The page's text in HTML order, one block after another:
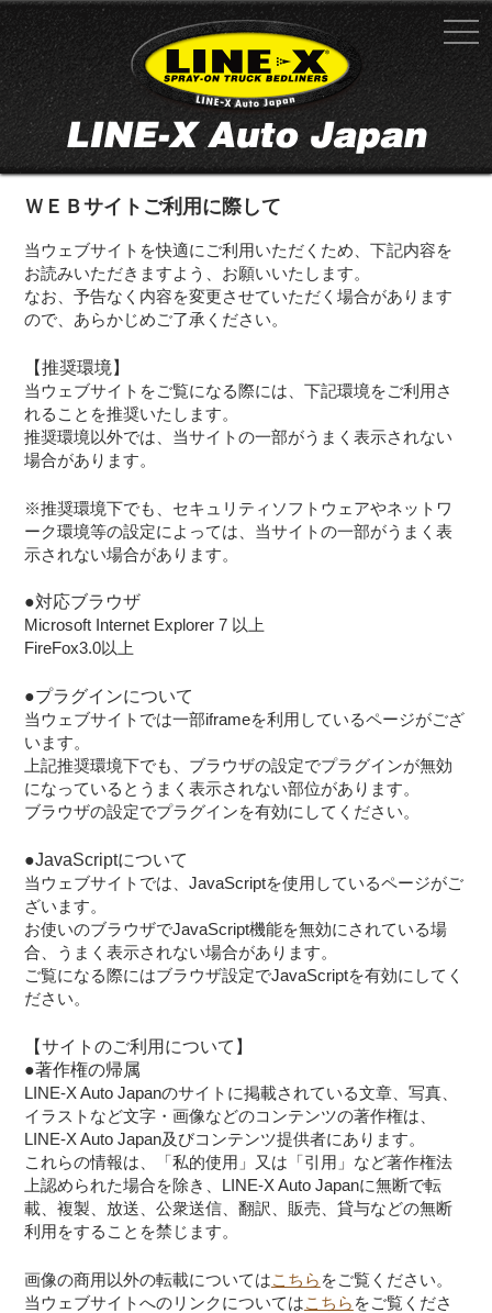
ＷＥＢサイトご利用に際して
当ウェブサイトを快適にご利用いただくため、下記内容を
お読みいただきますよう、お願いいたします。
なお、予告なく内容を変更させていただく場合があります
ので、あらかじめご了承ください。
【推奨環境】
当ウェブサイトをご覧になる際には、下記環境をご利用さ
れることを推奨いたします。
推奨環境以外では、当サイトの一部がうまく表示されない
場合があります。
※推奨環境下でも、セキュリティソフトウェアやネットワ
ーク環境等の設定によっては、当サイトの一部がうまく表
示されない場合があります。
●対応ブラウザ
Microsoft Internet Explorer 7 以上
FireFox3.0以上
●プラグインについて
当ウェブサイトでは一部iframeを利用しているページがござ
います。
上記推奨環境下でも、ブラウザの設定でプラグインが無効
になっているとうまく表示されない部位があります。
ブラウザの設定でプラグインを有効にしてください。
●JavaScriptについて
当ウェブサイトでは、JavaScriptを使用しているページがご
ざいます。
お使いのブラウザでJavaScript機能を無効にされている場
合、うまく表示されない場合があります。
ご覧になる際にはブラウザ設定でJavaScriptを有効にしてく
ださい。
【サイトのご利用について】
●著作権の帰属
LINE-X Auto Japanのサイトに掲載されている文章、写真、
イラストなど文字・画像などのコンテンツの著作権は、
LINE-X Auto Japan及びコンテンツ提供者にあります。
これらの情報は、「私的使用」又は「引用」など著作権法
上認められた場合を除き、LINE-X Auto Japanに無断で転
載、複製、放送、公衆送信、翻訳、販売、貸与などの無断
利用をすることを禁じます。
画像の商用以外の転載についてはこちら をご覧ください。
当ウェブサイトへのリンクについてはこちら をご覧くださ